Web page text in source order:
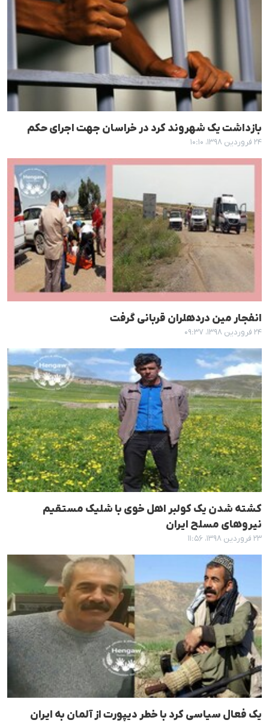
بازداشت یک شهروند کرد در خراسان جهت اجرای حکم
۲۴ فروردین ۱۳۹۸، ۱۰:۱۰
انفجار مین دردهلران قربانی گرفت
۲۴ فروردین ۱۳۹۸، ۰۹:۳۷
کشتە شدن یک کولبر اهل خوی با شلیک مستقیم
نیروهای مسلح ایران
۲۳ فروردین ۱۳۹۸، ۱۱:۵۶
یک فعال سیاسی کرد با خطر دیپورت از آلمان بە ایران